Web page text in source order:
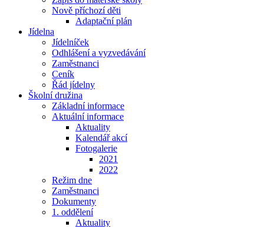
Nově příchozí děti
Adaptační plán
Jídelna
Jídelníček
Odhlášení a vyzvedávání
Zaměstnanci
Ceník
Řád jídelny
Školní družina
Základní informace
Aktuální informace
Aktuality
Kalendář akcí
Fotogalerie
2021
2022
Režim dne
Zaměstnanci
Dokumenty
1. oddělení
Aktuality